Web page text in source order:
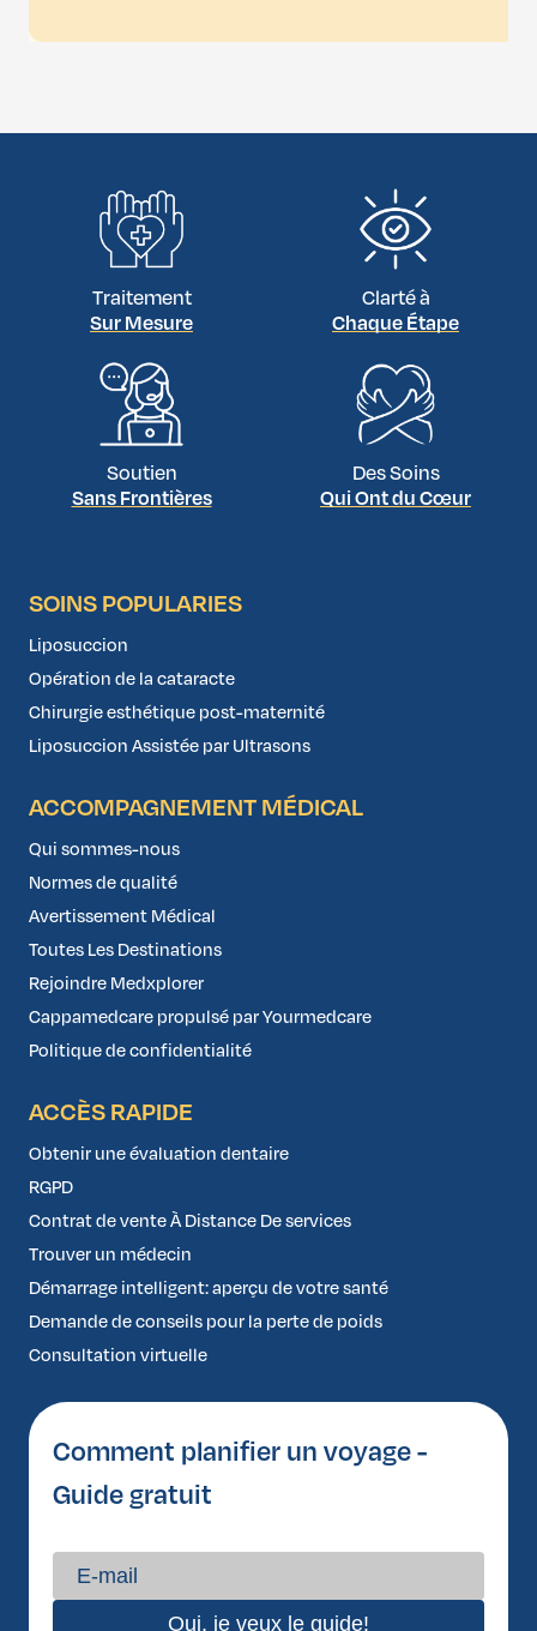
Traitement
Sur Mesure
Clarté à
Chaque Étape
Soutien
Sans Frontières
Des Soins
Qui Ont du Cœur
SOINS POPULARIES
Liposuccion
Opération de la cataracte
Chirurgie esthétique post-maternité
Liposuccion Assistée par Ultrasons
ACCOMPAGNEMENT MÉDICAL
Qui sommes-nous
Normes de qualité
Avertissement Médical
Toutes Les Destinations
Rejoindre Medxplorer
Cappamedcare propulsé par Yourmedcare
Politique de confidentialité
ACCÈS RAPIDE
Obtenir une évaluation dentaire
RGPD
Contrat de vente À Distance De services
Trouver un médecin
Démarrage intelligent: aperçu de votre santé
Demande de conseils pour la perte de poids
Consultation virtuelle
Comment planifier un voyage -
Guide gratuit